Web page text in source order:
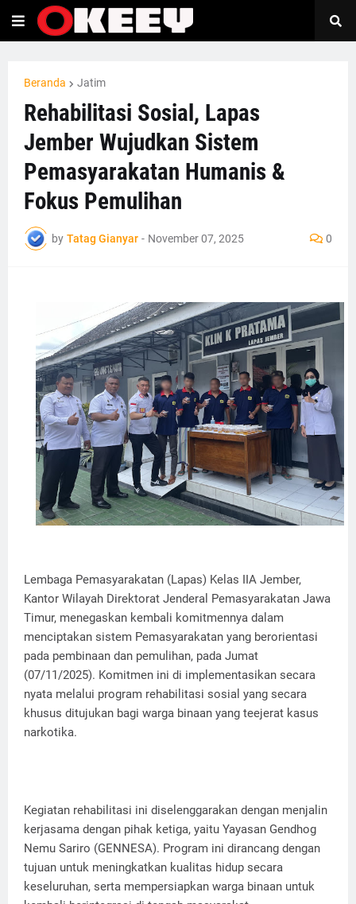
Beranda Jatim
Rehabilitasi Sosial, Lapas
Jember Wujudkan Sistem
Pemasyarakatan Humanis &
Fokus Pemulihan
by Tatag Gianyar - November 07, 2025 0
Lembaga Pemasyarakatan (Lapas) Kelas IIA Jember,
Kantor Wilayah Direktorat Jenderal Pemasyarakatan Jawa
Timur, menegaskan kembali komitmennya dalam
menciptakan sistem Pemasyarakatan yang berorientasi
pada pembinaan dan pemulihan, pada Jumat
(07/11/2025). Komitmen ini di implementasikan secara
nyata melalui program rehabilitasi sosial yang secara
khusus ditujukan bagi warga binaan yang teejerat kasus
narkotika.
Kegiatan rehabilitasi ini diselenggarakan dengan menjalin
kerjasama dengan pihak ketiga, yaitu Yayasan Gendhog
Nemu Sariro (GENNESA). Program ini dirancang dengan
tujuan untuk meningkatkan kualitas hidup secara
keseluruhan, serta mempersiapkan warga binaan untuk